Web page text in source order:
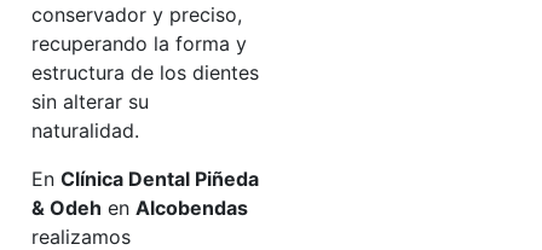
conservador y preciso,
recuperando la forma y
estructura de los dientes
sin alterar su
naturalidad.
En Clínica Dental Piñeda
& Odeh en Alcobendas
realizamos